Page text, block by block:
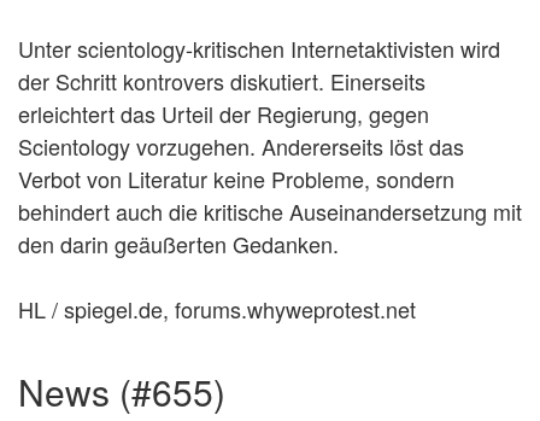
Unter scientology-kritischen Internetaktivisten wird
der Schritt kontrovers diskutiert. Einerseits
erleichtert das Urteil der Regierung, gegen
Scientology vorzugehen. Andererseits löst das
Verbot von Literatur keine Probleme, sondern
behindert auch die kritische Auseinandersetzung mit
den darin geäußerten Gedanken.
HL / spiegel.de, forums.whyweprotest.net
news (#655)